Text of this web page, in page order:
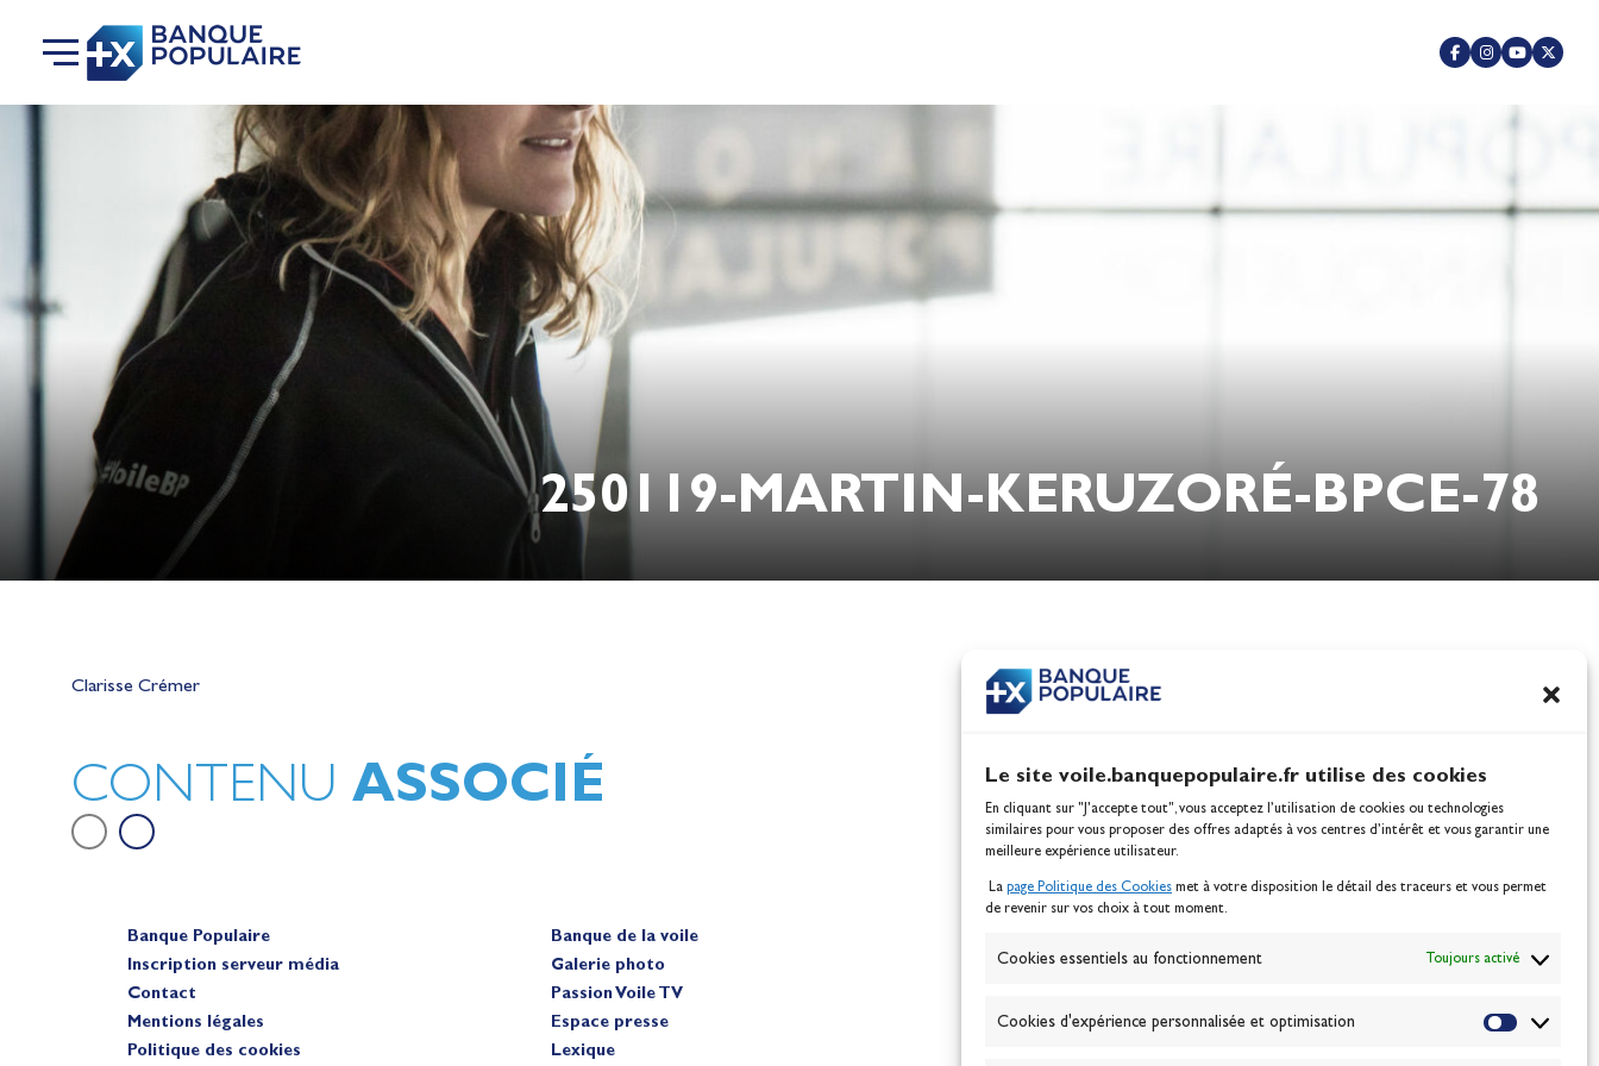
Le site voile.banquepopulaire.fr utilise des cookies
En cliquant sur "J'accepte tout", vous acceptez l’utilisation de cookies ou technologies
similaires pour vous proposer des offres adaptés à vos centres d’intérêt et vous garantir une
meilleure expérience utilisateur.
La page Politique des Cookies met à votre disposition le détail des traceurs et vous permet
de revenir sur vos choix à tout moment.
Cookies essentiels au fonctionnement Toujours activé
Cookies d'expérience personnalisée et optimisation
250119-MARTIN-KERUZORÉ-BPCE-78
Clarisse Crémer
CONTENU ASSOCIÉ
sur le plan d'eau des Jeux Olympiques
Berthomieu, vice-championnes
100% Glisse - Écoles
Banque Populaire
Inscription serveur média
Contact
Mentions légales
Politique des cookies
Banque de la voile
Galerie photo
Passion Voile TV
Espace presse
Lexique
ABONNEZ-VOUS